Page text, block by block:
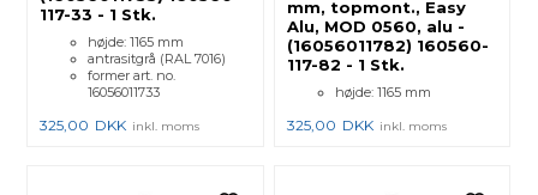
117-33 - 1 Stk.
højde: 1165 mm
antrasitgrå (RAL 7016)
former art. no.
16056011733
325,00 DKK inkl. moms
mm, topmont., Easy
Alu, MOD 0560, alu -
(16056011782) 160560-
117-82 - 1 Stk.
højde: 1165 mm
325,00 DKK inkl. moms